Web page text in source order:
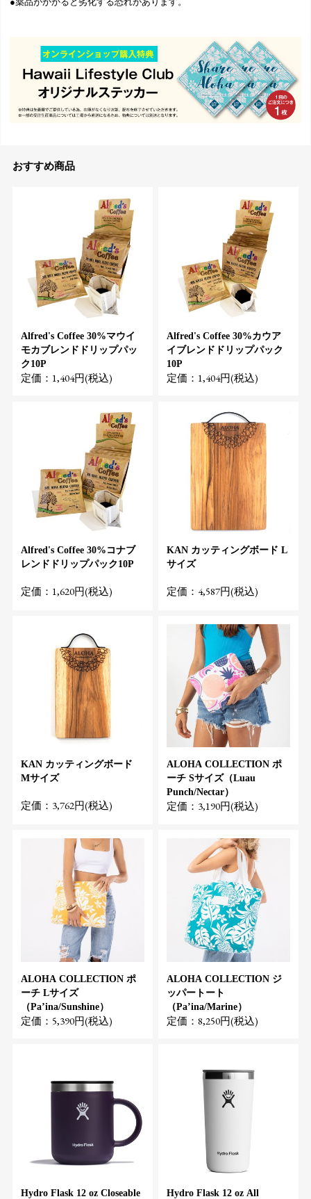
おすすめ商品
Alfred's Coffee 30%マウイ
モカブレンドドリップパッ
ク10P
定価：1,404円(税込)
Alfred's Coffee 30%カウア
イブレンドドリップパック
10P
定価：1,404円(税込)
Alfred's Coffee 30%コナブ
レンドドリップパック10P
定価：1,620円(税込)
KAN カッティングボード L
サイズ
定価：4,587円(税込)
KAN カッティングボード
Mサイズ
定価：3,762円(税込)
ALOHA COLLECTION ポ
ーチ Sサイズ（Luau
Punch/Nectar）
定価：3,190円(税込)
ALOHA COLLECTION ポ
ーチ Lサイズ
（Pa’ina/Sunshine）
定価：5,390円(税込)
ALOHA COLLECTION ジ
ッパートート
（Pa’ina/Marine）
定価：8,250円(税込)
Hydro Flask 12 oz Closeable
Hydro Flask 12 oz All